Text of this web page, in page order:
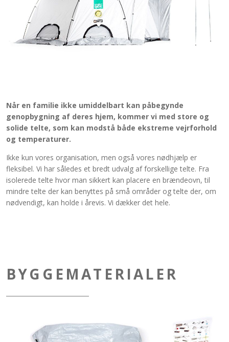
Når en familie ikke umiddelbart kan påbegynde
genopbygning af deres hjem, kommer vi med store og
solide telte, som kan modstå både ekstreme vejrforhold
og temperaturer.
Ikke kun vores organisation, men også vores nødhjælp er
fleksibel. Vi har således et bredt udvalg af forskellige telte. Fra
isolerede telte hvor man sikkert kan placere en brændeovn, til
mindre telte der kan benyttes på små områder og telte der, om
nødvendigt, kan holde i årevis. Vi dækker det hele.
BYGGEMATERIALER